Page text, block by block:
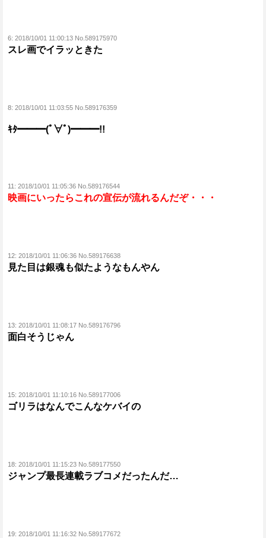
6: 2018/10/01 11:00:13 No.589175970
スレ画でイラッときた
8: 2018/10/01 11:03:55 No.589176359
ｷﾀ━━━(ﾟ∀ﾟ)━━━!!
11: 2018/10/01 11:05:36 No.589176544
映画にいったらこれの宣伝が流れるんだぞ・・・
12: 2018/10/01 11:06:36 No.589176638
見た目は銀魂も似たようなもんやん
13: 2018/10/01 11:08:17 No.589176796
面白そうじゃん
15: 2018/10/01 11:10:16 No.589177006
ゴリラはなんでこんなケバイの
18: 2018/10/01 11:15:23 No.589177550
ジャンプ最長連載ラブコメだったんだ…
19: 2018/10/01 11:16:32 No.589177672